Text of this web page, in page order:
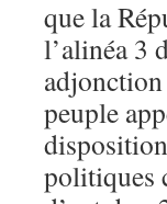
que la
l’alinéa 3
peuple
politiques